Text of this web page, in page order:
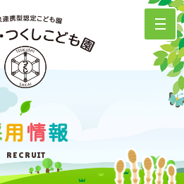
用 情報
RECRUIT